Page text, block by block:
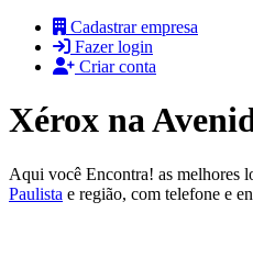
Cadastrar empresa
Fazer login
Criar conta
Xérox na
Aqui você Encontra! as melhores
Paulista e região, com telefone e